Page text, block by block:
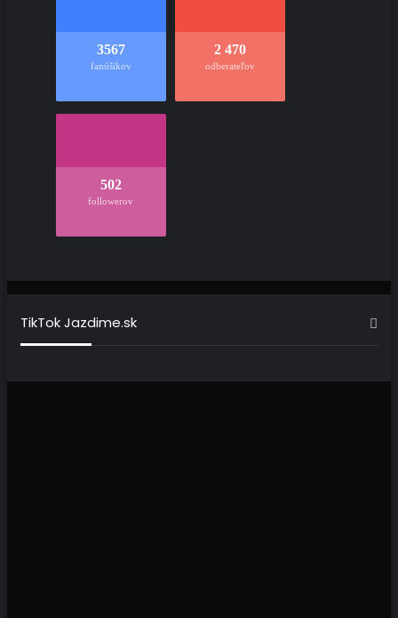
3567
fanúšikov
2 470
odberateľov
502
followerov
TikTok Jazdime.sk